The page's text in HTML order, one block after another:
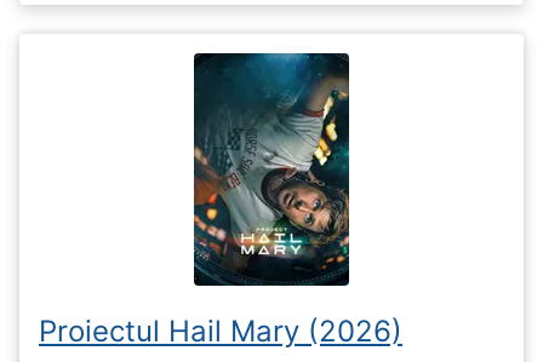
Proiectul Hail Mary (2026)